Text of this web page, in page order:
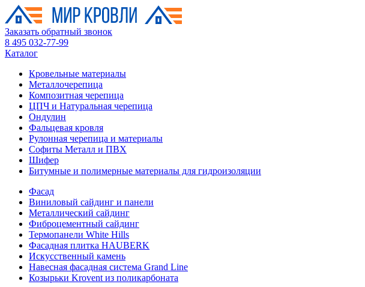
Заказать обратный звонок
8 495 032-77-99
Каталог
Кровельные материалы
Металлочерепица
Композитная черепица
ЦПЧ и Натуральная черепица
Ондулин
Фальцевая кровля
Рулонная черепица и материалы
Софиты Металл и ПВХ
Шифер
Битумные и полимерные материалы для гидроизоляции
Фасад
Виниловый сайдинг и панели
Металлический сайдинг
Фиброцементный сайдинг
Термопанели White Hills
Фасадная плитка HAUBERK
Искусственный камень
Навесная фасадная система Grand Line
Козырьки Krovent из поликарбоната